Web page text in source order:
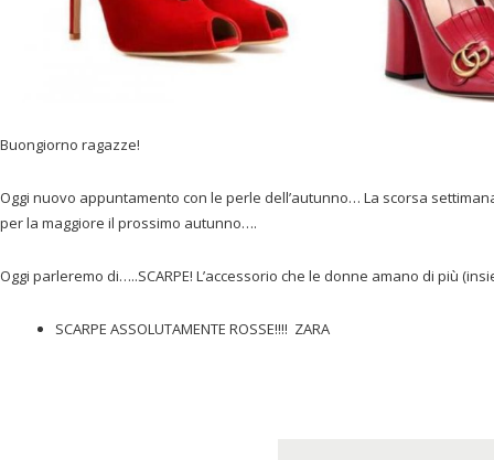
Buongiorno ragazze!
Oggi nuovo appuntamento con le perle dell’autunno… La scorsa
per la maggiore il prossimo autunno….
Oggi parleremo di…..SCARPE! L’accessorio che le donne amano di più
SCARPE ASSOLUTAMENTE ROSSE!!!! ZARA